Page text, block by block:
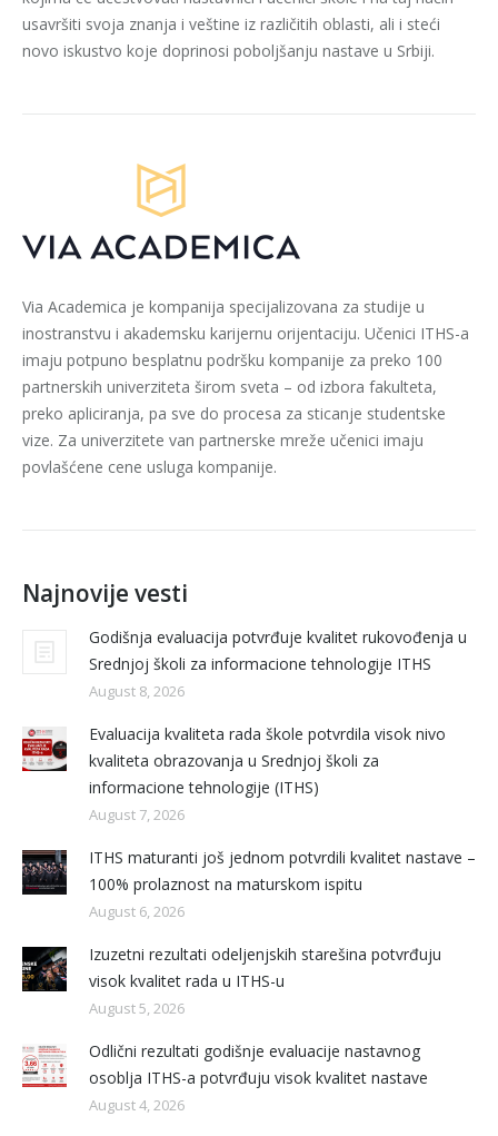
usavršiti svoja znanja i veštine iz različitih oblasti, ali i steći
novo iskustvo koje doprinosi poboljšanju nastave u Srbiji.
Via Academica je kompanija specijalizovana za studije u
inostranstvu i akademsku karijernu orijentaciju. Učenici ITHS-a
imaju potpuno besplatnu podršku kompanije za preko 100
partnerskih univerziteta širom sveta – od izbora fakulteta,
preko apliciranja, pa sve do procesa za sticanje studentske
vize. Za univerzitete van partnerske mreže učenici imaju
povlašćene cene usluga kompanije.
Najnovije vesti
Godišnja evaluacija potvrđuje kvalitet rukovođenja u
Srednjoj školi za informacione tehnologije ITHS
August 8, 2026
Evaluacija kvaliteta rada škole potvrdila visok nivo
kvaliteta obrazovanja u Srednjoj školi za
informacione tehnologije (ITHS)
August 7, 2026
ITHS maturanti još jednom potvrdili kvalitet nastave –
100% prolaznost na maturskom ispitu
August 6, 2026
Izuzetni rezultati odeljenjskih starešina potvrđuju
visok kvalitet rada u ITHS-u
August 5, 2026
Odlični rezultati godišnje evaluacije nastavnog
osoblja ITHS-a potvrđuju visok kvalitet nastave
August 4, 2026